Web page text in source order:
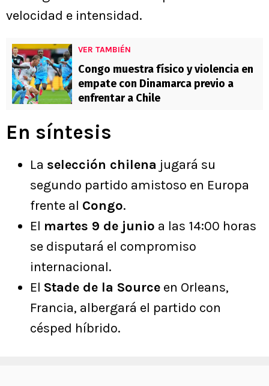
velocidad e intensidad.
VER TAMBIÉN
Congo muestra físico y violencia en
empate con Dinamarca previo a
enfrentar a Chile
En síntesis
La selección chilena jugará su
segundo partido amistoso en Europa
frente al Congo.
El martes 9 de junio a las 14:00 horas
se disputará el compromiso
internacional.
El Stade de la Source en Orleans,
Francia, albergará el partido con
césped híbrido.